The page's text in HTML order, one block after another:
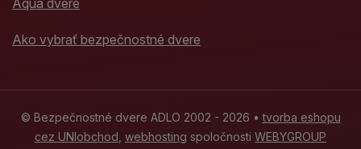
Ako vybrať bezpečnostné dvere
© Bezpečnostné dvere ADLO 2002 - 2026 •tvorba eshopu
cez UNIobchod, webhosting spoločnosti WEBYGROUP